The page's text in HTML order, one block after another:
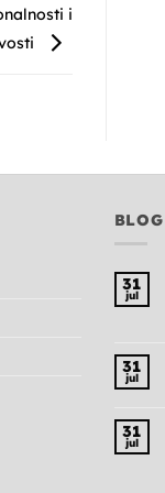
i
BLOG
31
jul
31
jul
31
jul